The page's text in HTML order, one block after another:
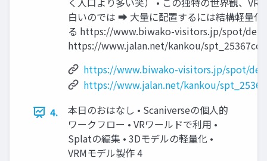
白いのでは ➡ 大量に配置するには結構軽量化
る https://www.biwako-visitors.jp/spot/
https://www.jalan.net/kankou/
https://www.biwako-visitors.jp/spot/
https://www.jalan.net/kankou/
4.
本日のおはなし • Scaniverseの個人的
ワークフロー • VRワールドで利用 •
Splatの編集 • 3Dモデルの軽量化 •
VRMモデル製作 4